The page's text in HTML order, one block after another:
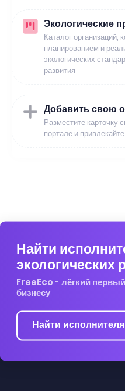
Экологические
Каталог организаций,
планированием и
экологических
развития
Добавить свою
Разместите карточку
портале и
Найти
экологических
FreeEco - лёгкий
бизнесу
Найти исполнителя